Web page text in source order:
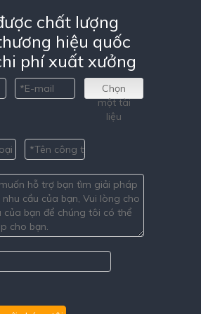
chất lượng
hiệu quốc
phí xuất xưởng
Chọn
một tài
liệu